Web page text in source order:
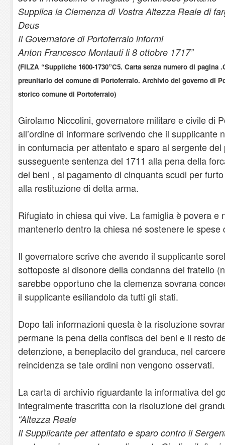
Supplica la Clemenza di Vostra Altezza Reale di
Deus
Il Governatore di Portoferraio informi
Anton Francesco Montauti li 8 ottobre 1717”
(FILZA “Suppliche 1600-1730”C5. Carta senza numero di
preunitario del comune di Portoferraio. Archivio del governo di
storico comune di Portoferraio)
Girolamo Niccolini, governatore militare e civile di
all’ordine di informare scrivendo che il supplicante
in contumacia per attentato e sparo al sergente
susseguente sentenza del 1711 alla pena della
dei beni , al pagamento di cinquanta scudi per
alla restituzione di detta arma.
Rifugiato in chiesa qui vive. La famiglia è povera e
mantenerlo dentro la chiesa né sostenere le
Il governatore scrive che avendo il supplicante
sottoposte al disonore della condanna del fratello
sarebbe opportuno che la clemenza sovrana
il supplicante esiliandolo da tutti gli stati.
Dopo tali informazioni questa è la risoluzione
permane la pena della confisca dei beni e il resto
detenzione, a beneplacito del granduca, nel
reincidenza se tale ordini non vengono osservati.
La carta di archivio riguardante la informativa del
integralmente trascritta con la risoluzione del
“Altezza Reale
Il Supplicante per attentato e sparo contro il